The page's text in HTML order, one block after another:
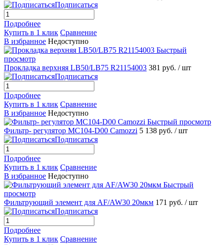
Подписаться
Подробнее
Купить в 1 клик Сравнение
В избранное Недоступно
Быстрый
просмотр
Прокладка верхняя LB50/LB75 R21154003 381 руб. / шт
Подписаться
Подробнее
Купить в 1 клик Сравнение
В избранное Недоступно
Быстрый просмотр
Фильтр- регулятор МС104-D00 Camozzi 5 138 руб. / шт
Подписаться
Подробнее
Купить в 1 клик Сравнение
В избранное Недоступно
Быстрый
просмотр
Фильтрующий элемент для AF/AW30 20мкм 171 руб. / шт
Подписаться
Подробнее
Купить в 1 клик Сравнение